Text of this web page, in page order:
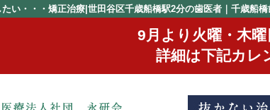
い・・・矯正治療|世田谷区千歳船橋駅2分の歯医者｜千歳船橋
9月より火曜・木曜
詳細は下記カレ